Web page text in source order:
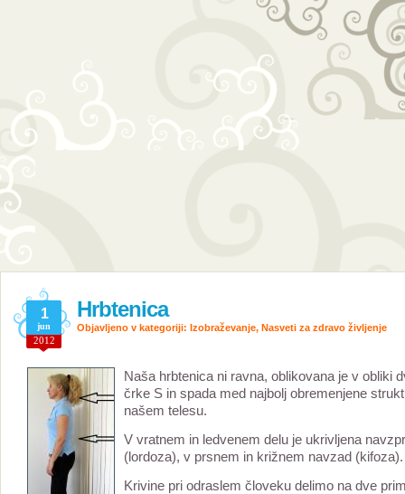
Hrbtenica
1
jun
2012
Objavljeno v kategoriji: Izobraževanje, Nasveti za zdravo življenje
Naša hrbtenica ni ravna, oblikovana je v obliki
črke S in spada med najbolj obremenjene
našem telesu.
V vratnem in ledvenem delu je ukrivljena
(lordoza), v prsnem in križnem navzad (kifoza).
Krivine pri odraslem človeku delimo na dve